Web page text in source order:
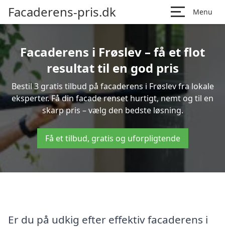
Facaderens-pris.dk Menu
Facaderens i Frøslev – få et flot
resultat til en god pris
Bestil 3 gratis tilbud på facaderens i Frøslev fra lokale
eksperter. Få din facade renset hurtigt, nemt og til en
skarp pris – vælg den bedste løsning.
Få et tilbud, gratis og uforpligtende
Er du på udkig efter effektiv facaderens i